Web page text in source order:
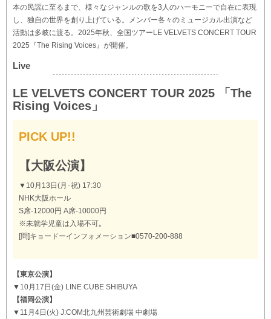
本の民謡に至るまで、様々なジャンルの歌を3人のハーモニーで自在に表現
し、独自の世界を創り上げている。メンバー各々のミュージカル出演など
活動は多岐に渡る。2025年秋、全国ツアーLE VELVETS CONCERT TOUR
2025『The Rising Voices』が開催。
Live
LE VELVETS CONCERT TOUR 2025 「The
Rising Voices」
PICK UP!!
【大阪公演】
▼10月13日(月･祝) 17:30
NHK大阪ホール
S席-12000円 A席-10000円
※未就学児童は入場不可｡
[問]キョードーインフォメーション■0570-200-888
【東京公演】
▼10月17日(金) LINE CUBE SHIBUYA
【福岡公演】
▼11月4日(火) J:COM北九州芸術劇場 中劇場